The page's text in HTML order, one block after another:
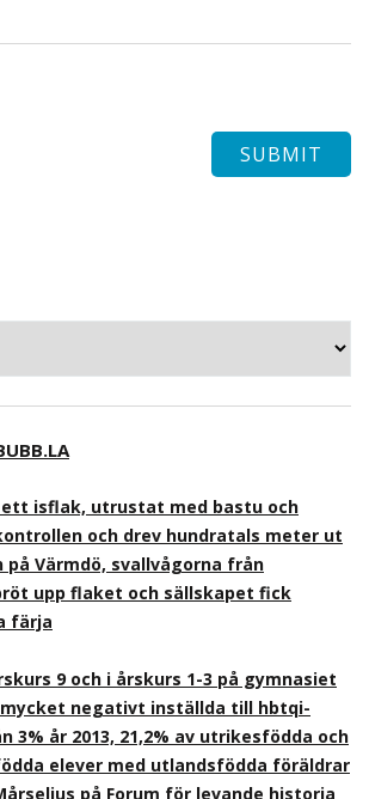
ett isflak, utrustat med bastu och
och drev hundratals meter ut
på Värmdö, svallvågorna från
upp flaket och sällskapet fick
färja
9 och i årskurs 1-3 på gymnasiet
negativt inställda till hbtqi-
3% år 2013, 21,2% av utrikesfödda och
elever med utlandsfödda föräldrar
på Forum för levande historia